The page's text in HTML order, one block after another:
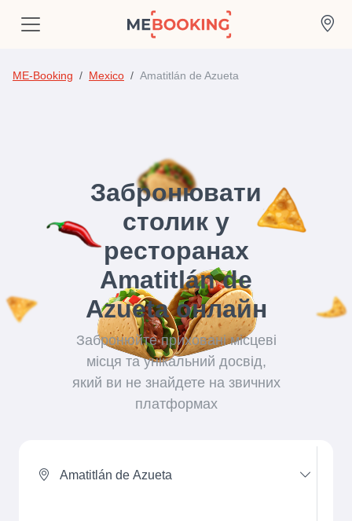
ME-Booking Mexico Amatitlán de Azueta
Забронювати
столик у
ресторанах
Amatitlán de
Azueta онлайн
Забронюйте приховані місцеві
місця та унікальний досвід,
який ви не знайдете на звичних
платформах
Amatitlán de Azueta